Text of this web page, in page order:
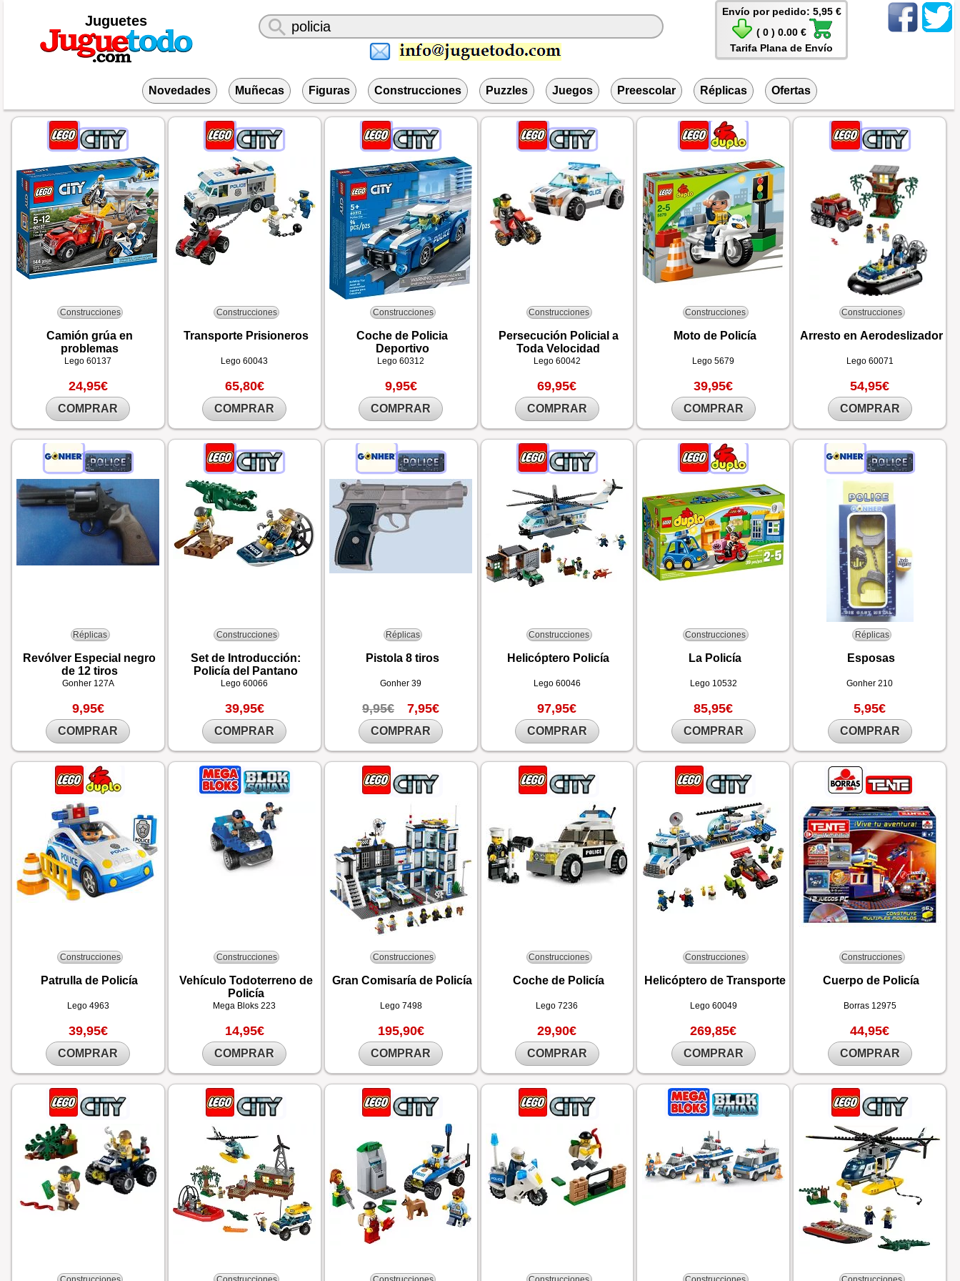
Juguetes
Envío por pedido: 5,95 €
( 0 ) 0.00 €
Tarifa Plana de Envío
Novedades Muñecas Figuras Construcciones Puzzles Juegos Preescolar Réplicas Ofertas
Construcciones
Camión grúa en
problemas
Lego60137
24,95€
COMPRAR
Construcciones
Transporte Prisioneros
Lego60043
65,80€
COMPRAR
Construcciones
Coche de Policia
Deportivo
Lego60312
9,95€
COMPRAR
Construcciones
Persecución Policial a
Toda Velocidad
Lego 60042
69,95€
COMPRAR
Construcciones
Moto de Policía
Lego5679
39,95€
COMPRAR
Construcciones
Arresto en Aerodeslizador
Lego 60071
54,95€
COMPRAR
Réplicas
Revólver Especial negro
de 12 tiros
Gonher 127A
9,95€
COMPRAR
Construcciones
Set de Introducción:
Policía del Pantano
Lego60066
39,95€
COMPRAR
Réplicas
Pistola 8 tiros
Gonher39
9,95€ 7,95€
COMPRAR
Construcciones
Helicóptero Policía
Lego 60046
97,95€
COMPRAR
Construcciones
La Policía
Lego 10532
85,95€
COMPRAR
Réplicas
Esposas
Gonher210
5,95€
COMPRAR
Construcciones
Patrulla de Policía
Lego 4963
39,95€
COMPRAR
Construcciones
Vehículo Todoterreno de
Policía
Mega Bloks223
14,95€
COMPRAR
Construcciones
Gran Comisaría de Policía
Lego 7498
195,90€
COMPRAR
Construcciones
Coche de Policía
Lego7236
29,90€
COMPRAR
Construcciones
Helicóptero de Transporte
Lego 60049
269,85€
COMPRAR
Construcciones
Cuerpo de Policía
Borras 12975
44,95€
COMPRAR